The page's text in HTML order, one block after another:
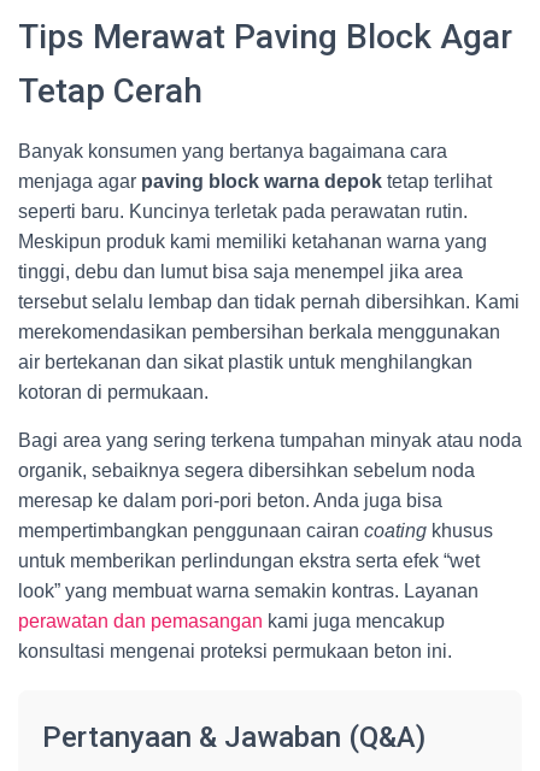
Tips Merawat Paving Block Agar
Tetap Cerah
Banyak konsumen yang bertanya bagaimana cara
menjaga agar paving block warna depok tetap terlihat
seperti baru. Kuncinya terletak pada perawatan rutin.
Meskipun produk kami memiliki ketahanan warna yang
tinggi, debu dan lumut bisa saja menempel jika area
tersebut selalu lembap dan tidak pernah dibersihkan. Kami
merekomendasikan pembersihan berkala menggunakan
air bertekanan dan sikat plastik untuk menghilangkan
kotoran di permukaan.
Bagi area yang sering terkena tumpahan minyak atau noda
organik, sebaiknya segera dibersihkan sebelum noda
meresap ke dalam pori-pori beton. Anda juga bisa
mempertimbangkan penggunaan cairan coating khusus
untuk memberikan perlindungan ekstra serta efek “wet
look” yang membuat warna semakin kontras. Layanan
perawatan dan pemasangan kami juga mencakup
konsultasi mengenai proteksi permukaan beton ini.
Pertanyaan & Jawaban (Q&A)